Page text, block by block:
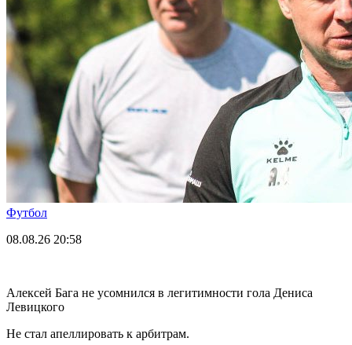
Футбол
08.08.26 20:58
Алексей Бага не усомнился в легитимности гола Дениса
Левицкого
Не стал апеллировать к арбитрам.